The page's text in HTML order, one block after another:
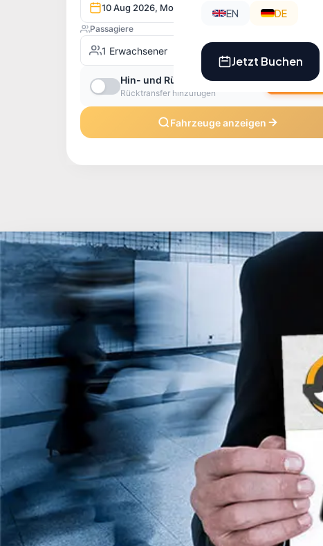
EN DE
Jetzt Buchen